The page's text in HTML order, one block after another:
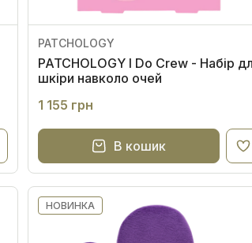
PATCHOLOGY
PATCHOLOGY I Do Crew - Набір
шкіри навколо очей
1 155 грн
В кошик
НОВИНКА